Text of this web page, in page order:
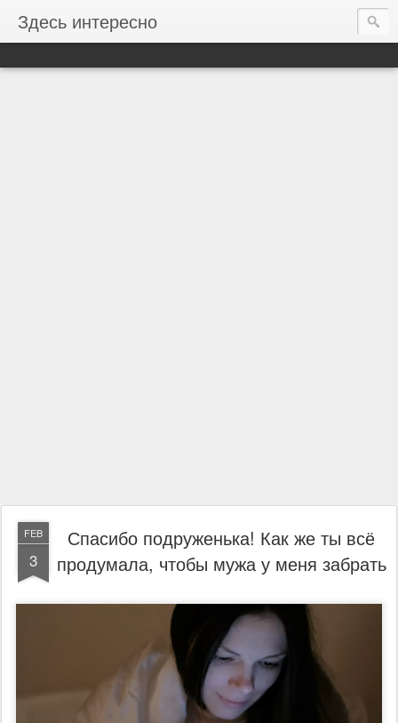
Здесь интересно
FEB
3
Спасибо подруженька! Как же ты всё
продумала, чтобы мужа у меня забрать